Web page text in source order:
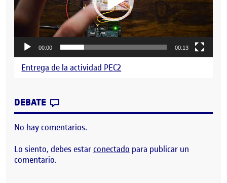
00:00 00:13
Entrega de la actividad PEC2
DEBATE
No hay comentarios.
Lo siento, debes estarconectado para publicar un
comentario.